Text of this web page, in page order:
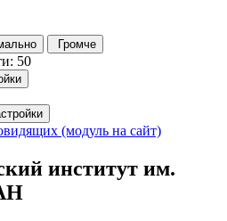
Громче
50
(модуль на сайт)
институт им.